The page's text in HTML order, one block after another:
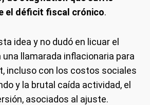
el déficit fiscal crónico.
idea y no dudó en licuar el
llamarada inflacionaria para
incluso con los costos sociales
y la brutal caída actividad, el
asociados al ajuste.